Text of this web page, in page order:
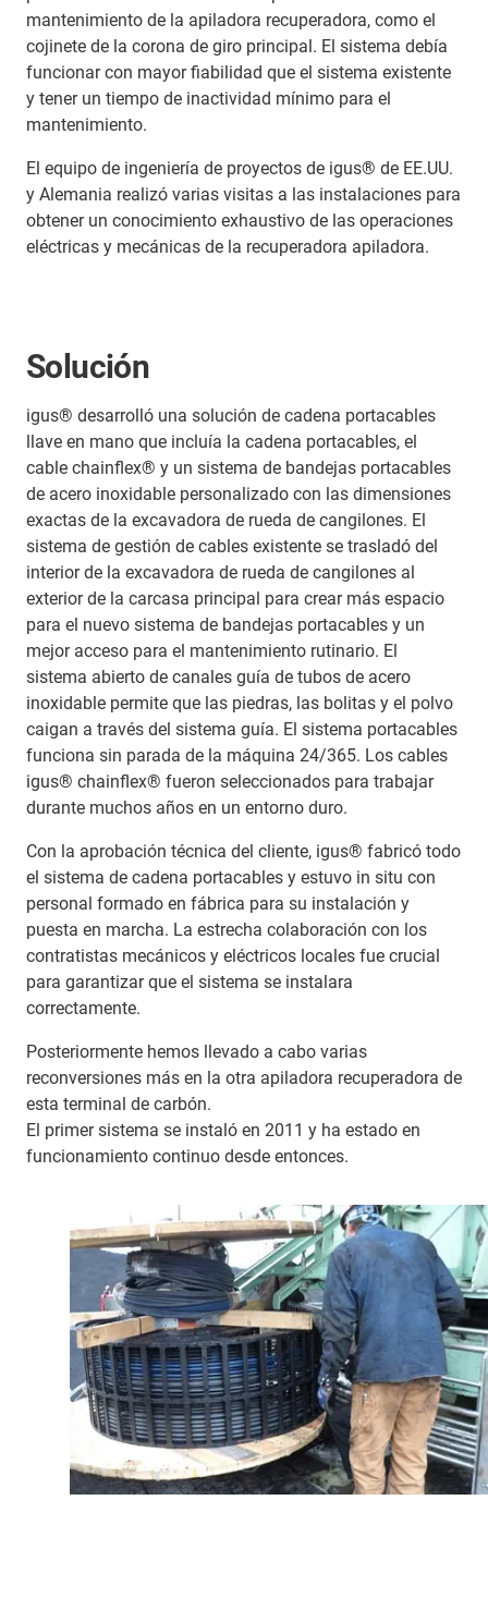
mantenimiento de la apiladora recuperadora, como el
cojinete de la corona de giro principal. El sistema debía
funcionar con mayor fiabilidad que el sistema existente
y tener un tiempo de inactividad mínimo para el
mantenimiento.
El equipo de ingeniería de proyectos de igus® de EE.UU.
y Alemania realizó varias visitas a las instalaciones para
obtener un conocimiento exhaustivo de las operaciones
eléctricas y mecánicas de la recuperadora apiladora.
Solución
igus® desarrolló una solución de cadena portacables
llave en mano que incluía la cadena portacables, el
cable chainflex® y un sistema de bandejas portacables
de acero inoxidable personalizado con las dimensiones
exactas de la excavadora de rueda de cangilones. El
sistema de gestión de cables existente se trasladó del
interior de la excavadora de rueda de cangilones al
exterior de la carcasa principal para crear más espacio
para el nuevo sistema de bandejas portacables y un
mejor acceso para el mantenimiento rutinario. El
sistema abierto de canales guía de tubos de acero
inoxidable permite que las piedras, las bolitas y el polvo
caigan a través del sistema guía. El sistema portacables
funciona sin parada de la máquina 24/365. Los cables
igus® chainflex® fueron seleccionados para trabajar
durante muchos años en un entorno duro.
Con la aprobación técnica del cliente, igus® fabricó todo
el sistema de cadena portacables y estuvo in situ con
personal formado en fábrica para su instalación y
puesta en marcha. La estrecha colaboración con los
contratistas mecánicos y eléctricos locales fue crucial
para garantizar que el sistema se instalara
correctamente.
Posteriormente hemos llevado a cabo varias
reconversiones más en la otra apiladora recuperadora de
esta terminal de carbón.
El primer sistema se instaló en 2011 y ha estado en
funcionamiento continuo desde entonces.